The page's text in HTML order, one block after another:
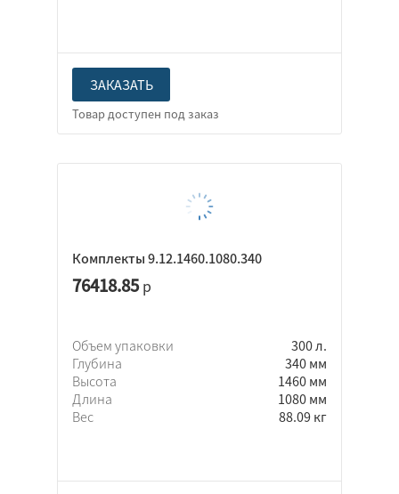
ЗАКАЗАТЬ
Комплекты 9.12.1460.1080.340
76418.85р
Объем упаковки
300 л.
Глубина
340 мм
Высота
1460 мм
Длина
1080 мм
Вес
88.09 кг